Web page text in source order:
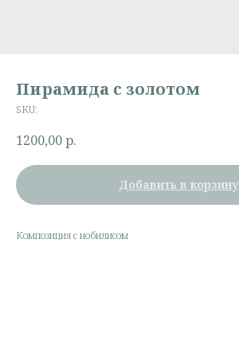
Пирамида с золотом
SKU:
1200,00р.
Добавить в корзину
Композиция с нобилисом